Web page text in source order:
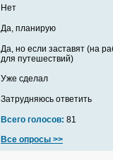
Нет
Да, планирую
Да, но если заставят (на
для путешествий)
Уже сделал
Затрудняюсь ответить
Всего голосов: 81
Все опросы >>